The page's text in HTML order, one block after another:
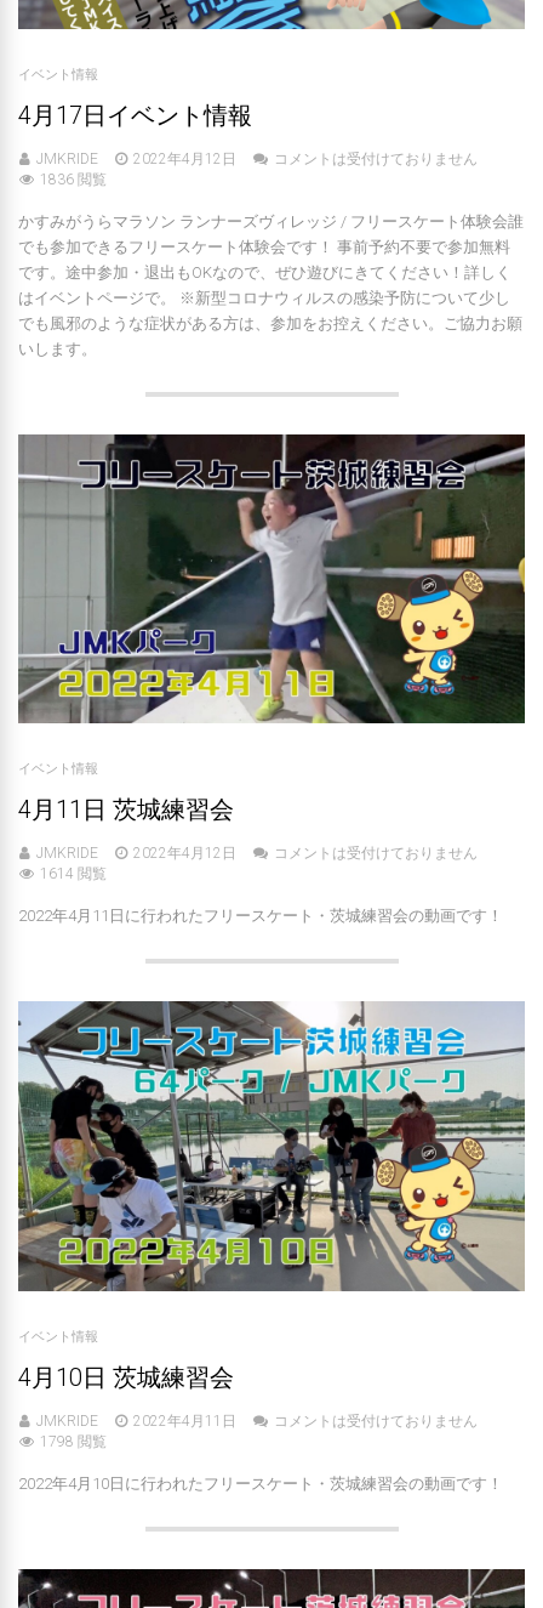
イベント情報
4月17日イベント情報
JMKRIDE 2022年4月12日
コメントは受付けておりません
1836 閲覧
かすみがうらマラソン ランナーズヴィレッジ / フリースケート体験会誰
でも参加できるフリースケート体験会です！ 事前予約不要で参加無料
です。途中参加・退出もOKなので、ぜひ遊びにきてください！詳しく
はイベントページで。 ※新型コロナウィルスの感染予防について少し
でも風邪のような症状がある方は、参加をお控えください。ご協力お願
いします。
イベント情報
4月11日 茨城練習会
JMKRIDE 2022年4月12日
コメントは受付けておりません
1614 閲覧
2022年4月11日に行われたフリースケート・茨城練習会の動画です！
イベント情報
4月10日 茨城練習会
JMKRIDE 2022年4月11日
コメントは受付けておりません
1798 閲覧
2022年4月10日に行われたフリースケート・茨城練習会の動画です！